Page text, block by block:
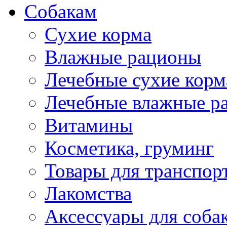
Собакам
Сухие корма
Влажные рационы
Лечебные сухие
Лечебные влажные
Витамины
Косметика, груминг
Товары для
Лакомства
Аксессуары для